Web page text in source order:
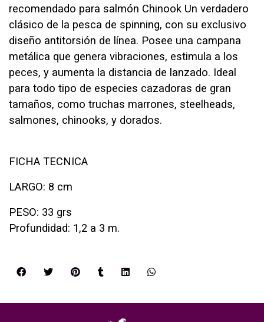
recomendado para salmón Chinook Un verdadero
clásico de la pesca de spinning, con su exclusivo
diseño antitorsión de línea. Posee una campana
metálica que genera vibraciones, estimula a los
peces, y aumenta la distancia de lanzado. Ideal
para todo tipo de especies cazadoras de gran
tamaños, como truchas marrones, steelheads,
salmones, chinooks, y dorados.
FICHA TECNICA
LARGO: 8 cm
PESO: 33 grs
Profundidad: 1,2 a 3 m.